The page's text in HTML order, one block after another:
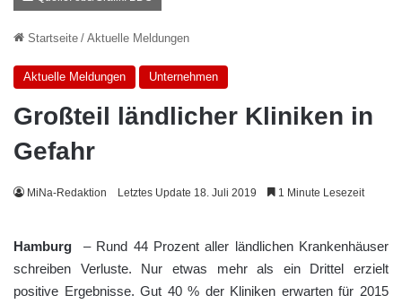
Startseite / Aktuelle Meldungen
Aktuelle Meldungen Unternehmen
Großteil ländlicher Kliniken in
Gefahr
MiNa-Redaktion Letztes Update 18. Juli 2019 1 Minute Lesezeit
Hamburg – Rund 44 Prozent aller ländlichen Krankenhäuser
schreiben Verluste. Nur etwas mehr als ein Drittel erzielt
positive Ergebnisse. Gut 40 % der Kliniken erwarten für 2015